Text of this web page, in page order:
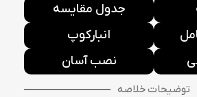
جدول مقایسه
انبار‌کوپ
نصب آسان
توضیحات خلاصه